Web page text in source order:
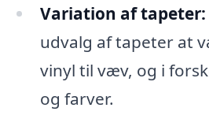
Variation af tapeter:
udvalg af tapeter at
vinyl til væv, og i
og farver.